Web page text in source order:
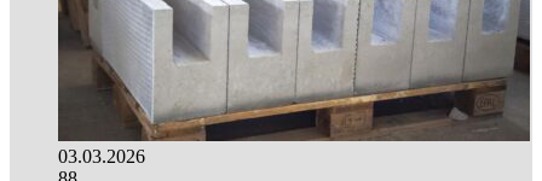
03.03.2026